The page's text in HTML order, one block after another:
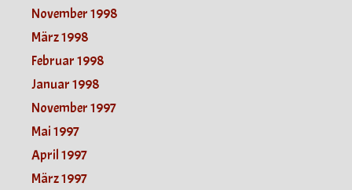
November 1998
März 1998
Februar 1998
Januar 1998
November 1997
Mai 1997
April 1997
März 1997